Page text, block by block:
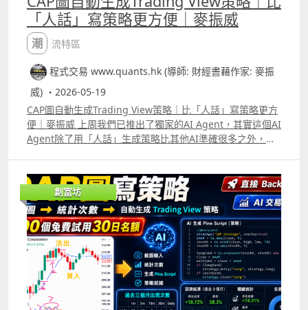
「人話」寫策略更方便｜麥振威
潮流特區
程式交易 www.quants.hk (導師: 財經書藉作家: 麥振
威) ・2026-05-19
CAP圖自動生成Trading View策略｜比「人話」寫策略更方
便｜麥振威 上周我們已推出了獨家的AI Agent，其實這個AI
Agent除了用「人話」生成策略比其他AI準確很多之外，更
置，給我們的AI Agent就能生成Trading View策略代碼。
今天會送出100個免費使用30日名額，使用期限會到6月16
日。大家只要like這段片後再留言，並透過Whatsapp
69091306或在留言中通知我們你的電郵，就能免費使用這
個AI Agent。
創富坊